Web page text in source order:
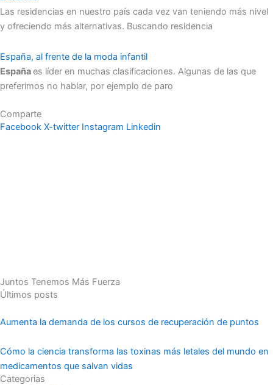
Las residencias en nuestro país cada vez van teniendo más nivel
y ofreciendo más alternativas. Buscando residencia
España, al frente de la moda infantil
Españaes líder en muchas clasificaciones. Algunas de las que
preferimos no hablar, por ejemplo de paro
Comparte
Facebook X-twitter Instagram Linkedin
Juntos Tenemos Más Fuerza
Últimos posts
Aumenta la demanda de los cursos de recuperación de puntos
Cómo la ciencia transforma las toxinas más letales del mundo en
medicamentos que salvan vidas
Categorias